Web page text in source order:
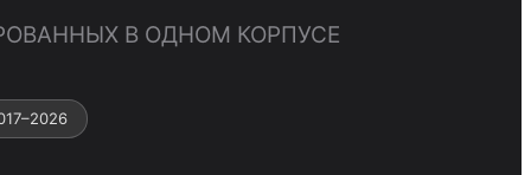
В ОДНОМ КОРПУСЕ